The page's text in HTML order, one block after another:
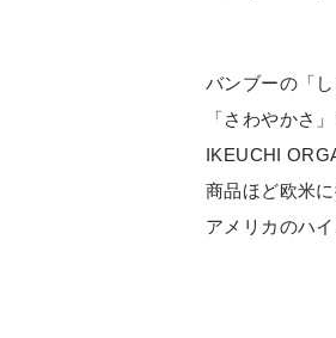
バンブーの「
「さわやかさ
IKEUCHI
商品ほど欧米
アメリカのハ